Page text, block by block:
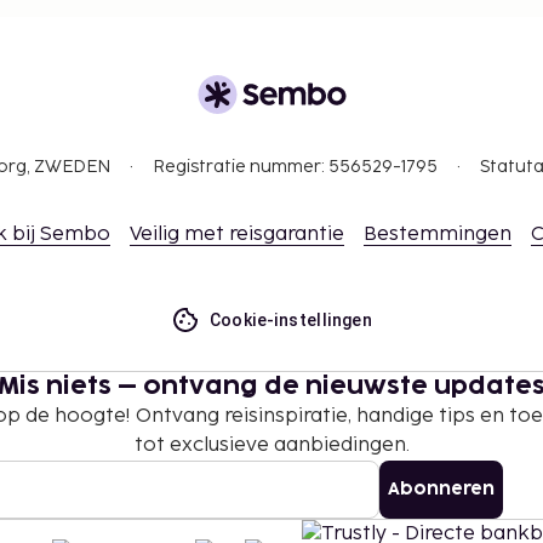
met dit hotel
Je kunt een van
de boekingsbevestiging.
ZWEDEN Registratie nummer: 556529-1795
bij Sembo Veilig met reisgarantie Bestemmingen
Cookie-instellingen
niets – ontvang de nieuwste updates
de hoogte! Ontvang reisinspiratie, handige tips en
tot exclusieve aanbiedingen.
Abonneren